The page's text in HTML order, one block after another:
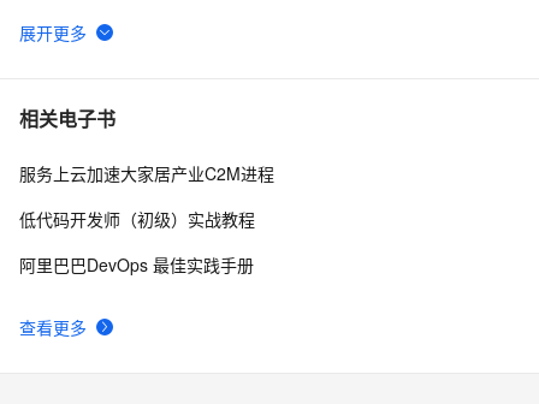
6 windows 2003下杀dllhost.exe进程
7 利用命名管道实现进程之间的通信 .........
8 2 PostgreSQL 物理，逻辑，进程结构以及系统表系统函
用下面命令
相关电子书
查看更多
服务上云加速大家居产业C2M进程
低代码开发师（初级）实战教程
阿里巴巴DevOps 最佳实践手册